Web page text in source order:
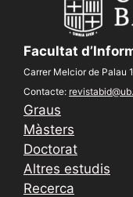
Facultat
Carrer Melcior de Palau
Contacte:
Graus
Màsters
Doctorat
Altres estudis
Recerca